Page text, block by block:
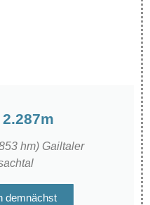
hm) Gailtaler
demnächst